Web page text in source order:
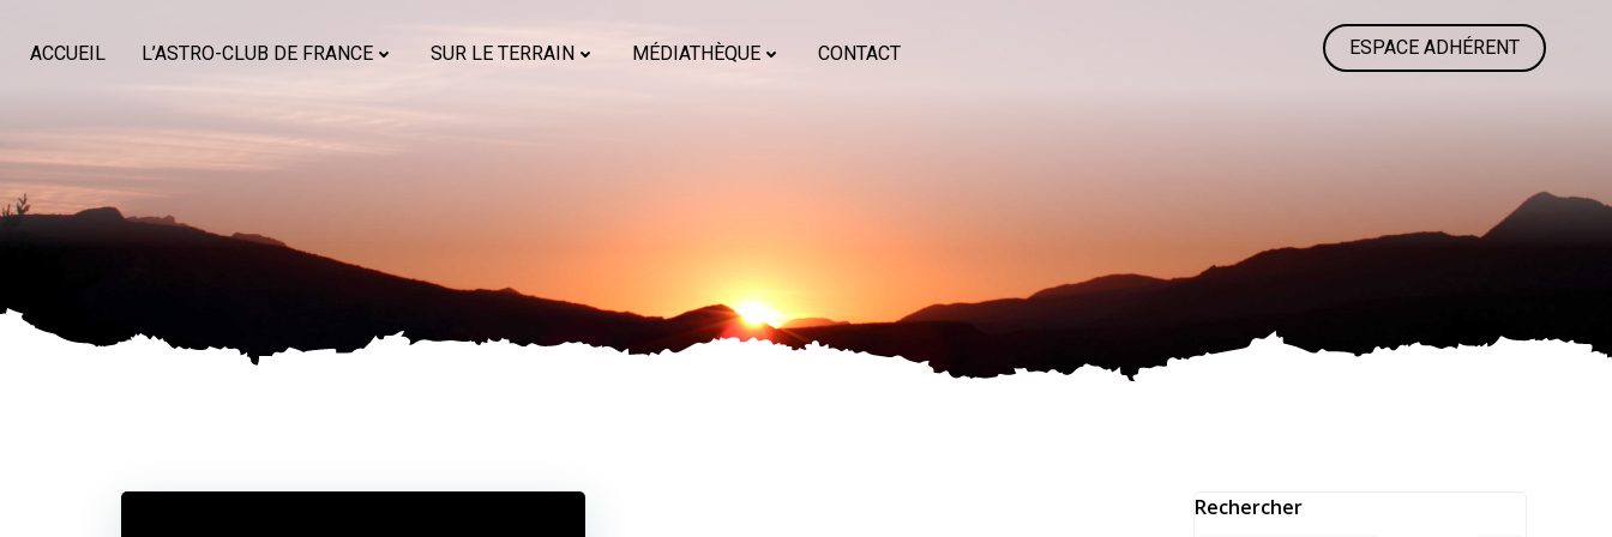
ACCUEIL L’ASTRO-CLUB DE FRANCE SUR LE TERRAIN MÉDIATHÈQUE CONTACT ESPACE ADHÉRENT
Rechercher